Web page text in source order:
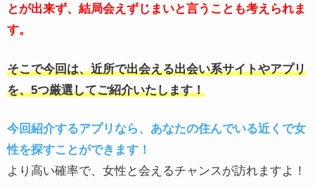
とが出来ず、結局会えずじまいと言うことも考えられま
す。
そこで今回は、近所で出会える出会い系サイトやアプリ
を、5つ厳選してご紹介いたします！
今回紹介するアプリなら、あなたの住んでいる近くで女
性を探すことができます！
より高い確率で、女性と会えるチャンスが訪れますよ！